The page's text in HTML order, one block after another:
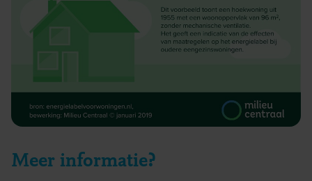
Meer informatie?